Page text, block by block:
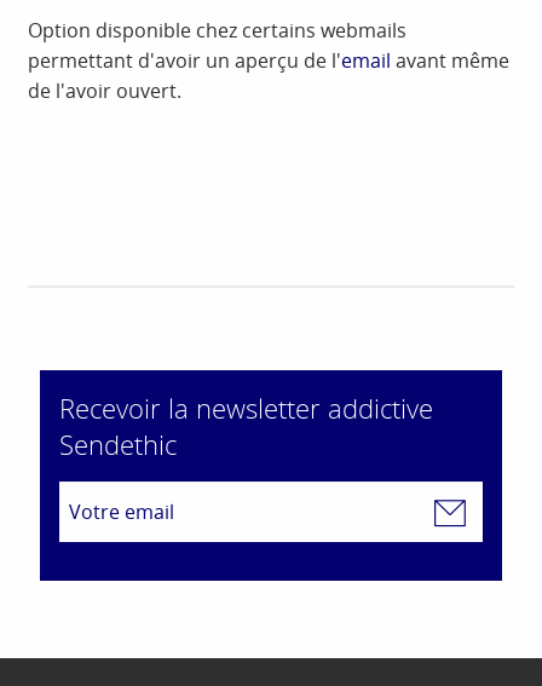
Option disponible chez certains webmails
permettant d'avoir un aperçu de l'email avant même
de l'avoir ouvert.
Recevoir la newsletter addictive
Sendethic